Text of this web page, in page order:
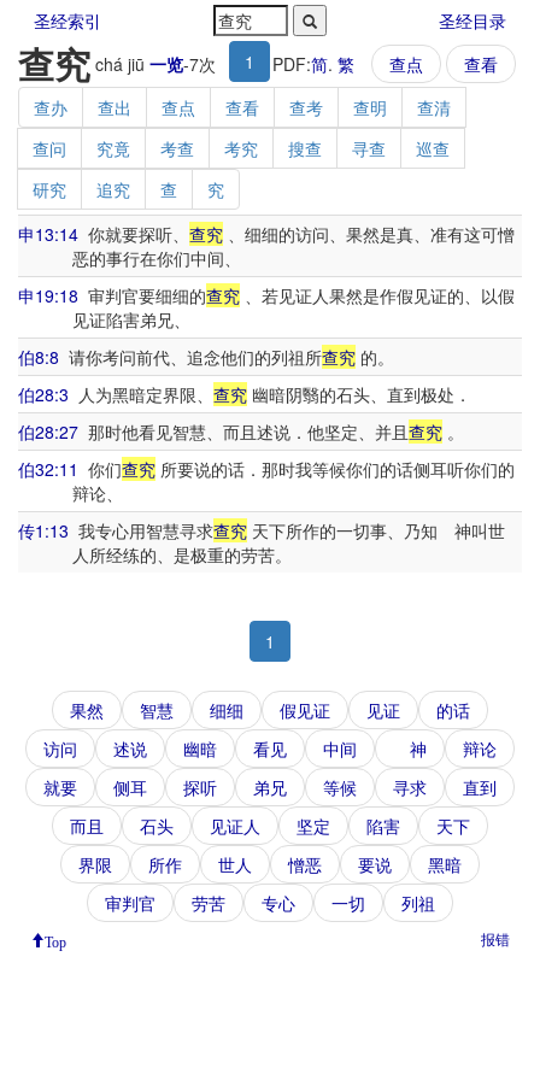
圣经索引 圣经目录
查究 chá jiū 一览-7次 1 PDF:简. 繁 查点
查看
查办
查出 查点 查看 查考 查明
查清
查问
究竟 考查 考究 搜查 寻查
巡查
研究
追究 查
究
申13:14 你就要探听、 查究 、细细的访问、果然是真、准有这可憎
恶的事行在你们中间、
申19:18 审判官要细细的查究 、若见证人果然是作假见证的、以假
见证陷害弟兄、
伯8:8 请你考问前代、追念他们的列祖所查究 的。
伯28:3 人为黑暗定界限、 查究 幽暗阴翳的石头、直到极处．
伯28:27 那时他看见智慧、而且述说．他坚定、并且查究 。
伯32:11 你们查究 所要说的话．那时我等候你们的话侧耳听你们的
辩论、
传1:13 我专心用智慧寻求查究 天下所作的一切事、乃知 神叫世
人所经练的、是极重的劳苦。
1
果然 智慧 细细 假见证 见证
的话
访问
述说 幽暗 看见 中间 神
辩论
就要
侧耳 探听 弟兄 等候 寻求
直到
而且
石头 见证人 坚定 陷害
天下
界限
所作 世人 憎恶 要说
黑暗
审判官
劳苦 专心 一切 列祖
Top 报错